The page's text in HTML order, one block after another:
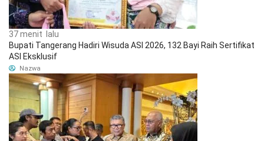
37 menit lalu
Bupati Tangerang Hadiri Wisuda ASI 2026, 132 Bayi Raih Sertifikat
ASI Eksklusif
Nazwa